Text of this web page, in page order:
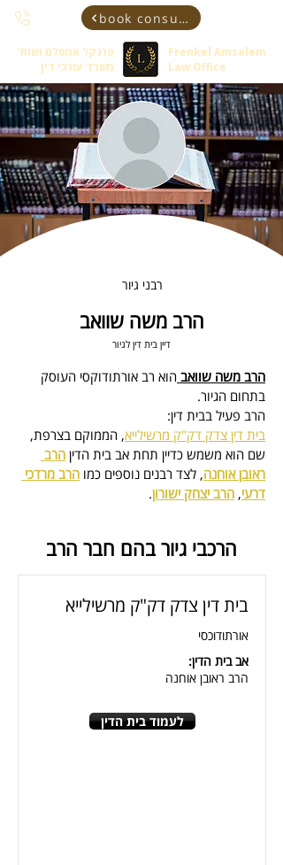
book consultant
פרנקל אמסלם ושות'
משרד עורכי דין
Frenkel Amsalem
Law Office
רבני גיור
הרב משה שוואב
דיין בית דין לגיור
הרב משה שוואב הוא רב אורתודוקסי העוסק
בתחום הגיור.
הרב פעיל בבית דין:
בית דין צדק דק"ק מרשילייא, הממוקם בצרפת,
שם הוא משמש כדיין תחת אב בית הדין הרב
ראובן אוחנה, לצד רבנים נוספים כמו הרב מרדכי
דרעי, הרב יצחק ישורון.
הרכבי גיור בהם חבר הרב
בית דין צדק דק"ק מרשילייא
אורתודוכסי
אב בית הדין:
הרב ראובן אוחנה
לעמוד בית הדין